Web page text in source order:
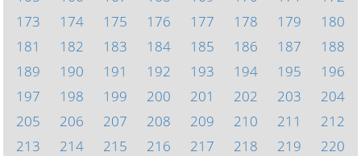
173
174 175 176 177 178 179
180
181
182 183 184 185 186 187
188
189
190 191 192 193 194 195
196
197
198 199 200 201 202 203
204
205
206 207 208 209 210 211
212
213
214 215 216 217 218 219
220